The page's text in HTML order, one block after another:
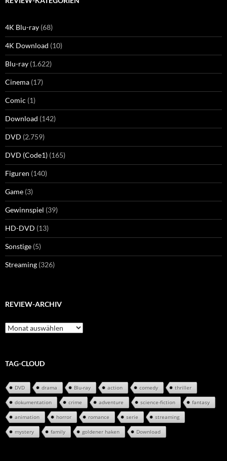
4K Blu-ray (68)
4K Download (10)
Blu-ray (1.622)
Cinema (17)
Comic (1)
Download (142)
DVD (2.759)
DVD (Code1) (165)
Figuren (140)
Game (3)
Gewinnspiel (39)
HD-DVD (13)
Sonstige (5)
Streaming (326)
REVIEW-ARCHIV
Review-
Archiv
TAG-CLOUD
DVD drama Blu-ray action comedy thriller
dokumentation crime adventure science-fiction fantasy
animation horror romance serie streaming
mystery family goldener haken Download